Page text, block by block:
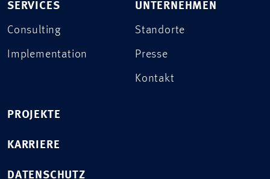
SERVICES
Consulting
Implementation
UNTERNEHMEN
Standorte
Presse
Kontakt
PROJEKTE
KARRIERE
DATENSCHUTZ